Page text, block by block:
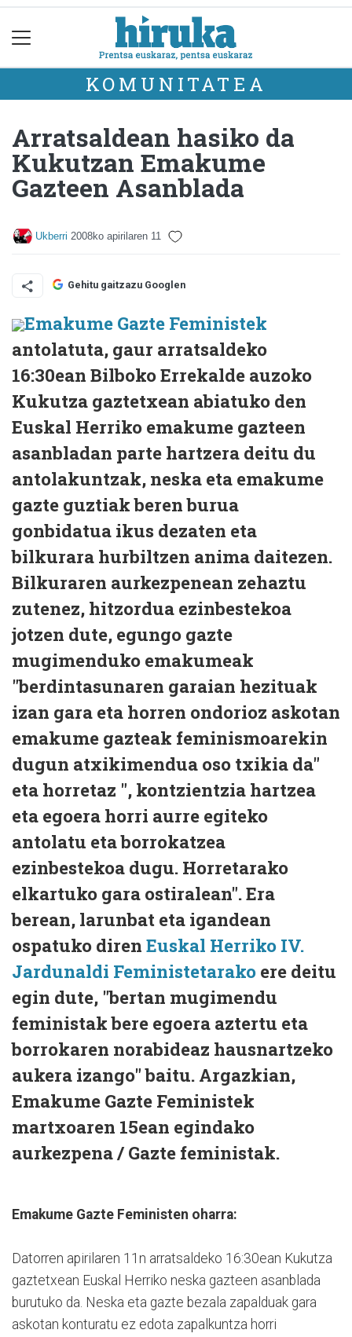
KOMUNITATEA
Arratsaldean hasiko da
Kukutzan Emakume
Gazteen Asanblada
Ukberri 2008ko apirilaren 11
Gehitu gaitzazu Googlen
Emakume Gazte Feministek
antolatuta, gaur arratsaldeko
16:30ean Bilboko Errekalde auzoko
Kukutza gaztetxean abiatuko den
Euskal Herriko emakume gazteen
asanbladan parte hartzera deitu du
antolakuntzak, neska eta emakume
gazte guztiak beren burua
gonbidatua ikus dezaten eta
bilkurara hurbiltzen anima daitezen.
Bilkuraren aurkezpenean zehaztu
zutenez, hitzordua ezinbestekoa
jotzen dute, egungo gazte
mugimenduko emakumeak
"berdintasunaren garaian hezituak
izan gara eta horren ondorioz askotan
emakume gazteak feminismoarekin
dugun atxikimendua oso txikia da"
eta horretaz ", kontzientzia hartzea
eta egoera horri aurre egiteko
antolatu eta borrokatzea
ezinbestekoa dugu. Horretarako
elkartuko gara ostiralean". Era
berean, larunbat eta igandean
ospatuko diren Euskal Herriko IV.
Jardunaldi Feministetarako ere deitu
egin dute, "bertan mugimendu
feministak bere egoera aztertu eta
borrokaren norabideaz hausnartzeko
aukera izango" baitu. Argazkian,
Emakume Gazte Feministek
martxoaren 15ean egindako
aurkezpena / Gazte feministak.
Emakume Gazte Feministen oharra:
Datorren apirilaren 11n arratsaldeko 16:30ean Kukutza
gaztetxean Euskal Herriko neska gazteen asanblada
burutuko da. Neska eta gazte bezala zapalduak gara
askotan konturatu ez edota zapalkuntza horri